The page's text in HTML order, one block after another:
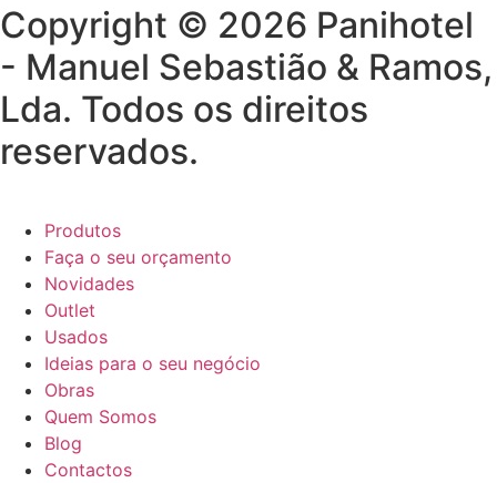
Copyright © 2026 Panihotel
- Manuel Sebastião & Ramos,
Lda. Todos os direitos
reservados.
Produtos
Faça o seu orçamento
Novidades
Outlet
Usados
Ideias para o seu negócio
Obras
Quem Somos
Blog
Contactos